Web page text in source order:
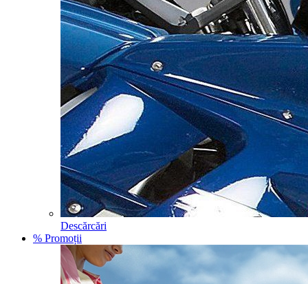
Descărcări
% Promoții